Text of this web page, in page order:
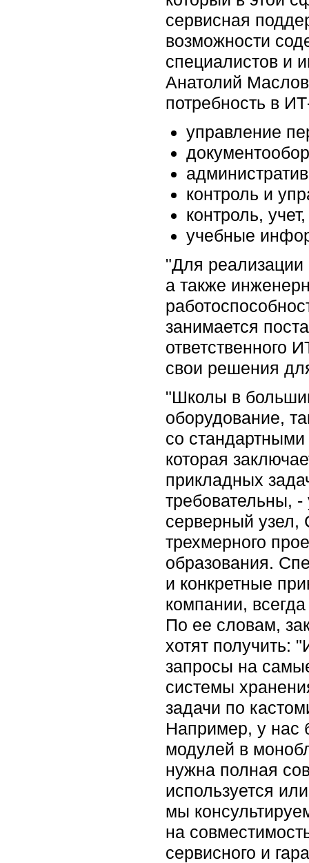
сервисная
возможности
специалистов и
Анатолий
потребность в
управление
контроль и
контроль,
учебные
"Для реализации
а также
занимается
ответственного
свои решения
"Школы в
оборудование,
со
которая
прикладных
требовательны,
серверный
трехмерного
образования.
и конкретные
компании,
По ее словам,
хотят получить:
запросы на
системы
задачи по
Например, у нас
модулей в
нужна полная
используется
мы
на
сервисного и